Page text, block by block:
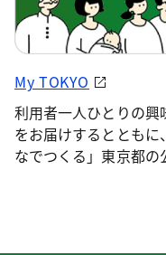
My TOKYO
利用者一人ひとりの
をお届けするととも
なでつくる」東京都の